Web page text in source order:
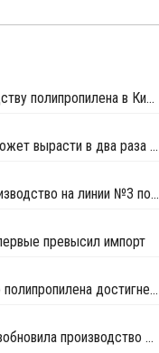
Мощности по производству полипропилена в Китае в 2024 году выросли на 12,46%
Экспорт ПП из Китая может вырасти в два раза в 2024 году
FREP возобновила производство на линии №3 по выпуску ПП в Китае
превысил импорт
Мировое производство полипропилена достигнет 124 млн тонн к 2032 году
PetroChina Liaoyang возобновила производство ПП в Китае